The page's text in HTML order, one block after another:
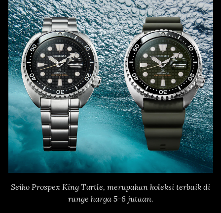
Seiko Prospex King Turtle, merupakan koleksi terbaik di
range harga 5-6 jutaan.